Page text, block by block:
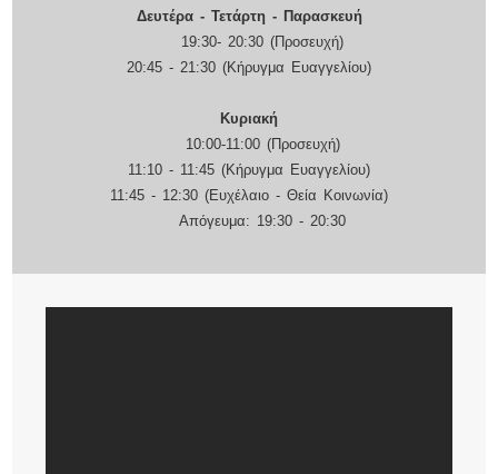
Δευτέρα - Τετάρτη - Παρασκευή
19:30- 20:30 (Προσευχή)
20:45 - 21:30 (Κήρυγμα Ευαγγελίου)
Κυριακή
10:00-11:00 (Προσευχή)
11:10 - 11:45 (Κήρυγμα Ευαγγελίου)
11:45 - 12:30 (Ευχέλαιο - Θεία Κοινωνία)
Απόγευμα: 19:30 - 20:30